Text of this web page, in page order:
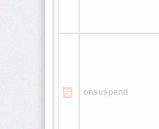
onsuspend